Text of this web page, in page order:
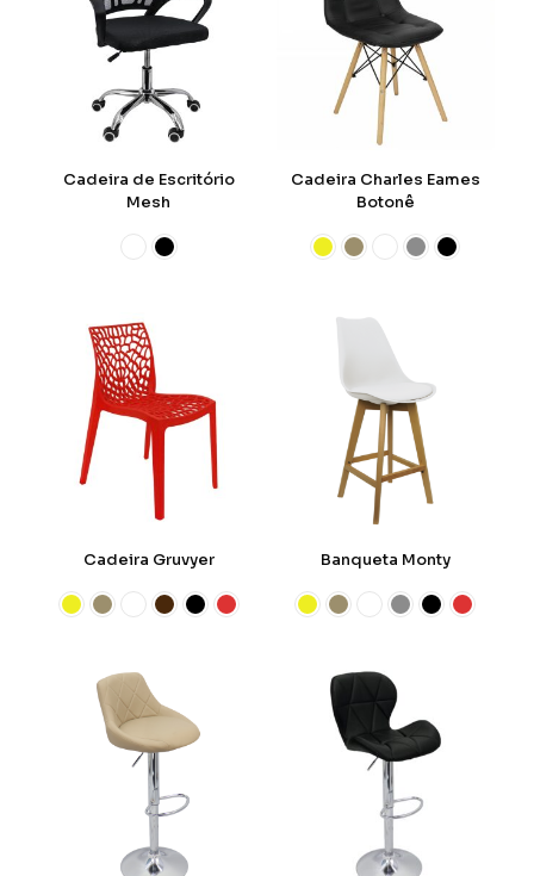
Cadeira de Escritório
Mesh
Cadeira Charles Eames
Botonê
Cadeira Gruvyer Banqueta Monty